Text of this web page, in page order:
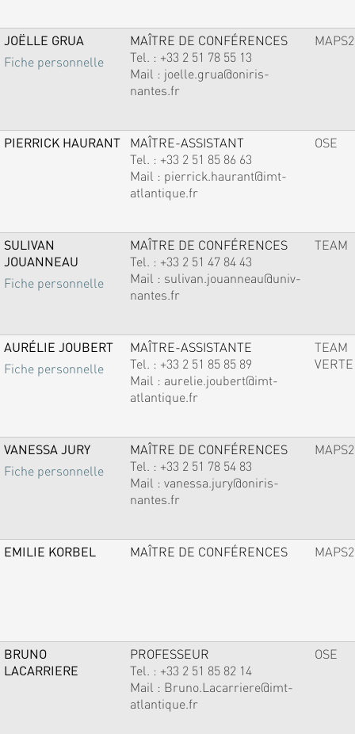
JOËLLE GRUA
Fiche personnelle
MAÎTRE DE CONFÉRENCES
Tel. : +33 2 51 78 55 13
Mail : joelle.grua@oniris-
nantes.fr
MAPS2
PIERRICK HAURANT
MAÎTRE-ASSISTANT
Tel. : +33 2 51 85 86 63
Mail : pierrick.haurant@imt-
atlantique.fr
OSE
SULIVAN
JOUANNEAU
Fiche personnelle
MAÎTRE DE CONFÉRENCES
Tel. : +33 2 51 47 84 43
Mail : sulivan.jouanneau@univ-
nantes.fr
TEAM
AURÉLIE JOUBERT
Fiche personnelle
MAÎTRE-ASSISTANTE
Tel. : +33 2 51 85 85 89
Mail : aurelie.joubert@imt-
atlantique.fr
TEAM
VERTE
VANESSA JURY
Fiche personnelle
MAÎTRE DE CONFÉRENCES
Tel. : +33 2 51 78 54 83
Mail : vanessa.jury@oniris-
nantes.fr
MAPS2
EMILIE KORBEL MAÎTRE DE CONFÉRENCES MAPS2
BRUNO
LACARRIERE
PROFESSEUR
Tel. : +33 2 51 85 82 14
Mail : Bruno.Lacarriere@imt-
atlantique.fr
OSE